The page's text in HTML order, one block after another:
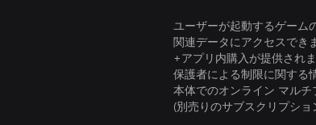
ユーザーが起動するゲーム
関連データにアクセスでき
+アプリ内購入が提供されま
保護者による制限に関する
本体でのオンライン マルチ
(別売りのサブスクリプショ